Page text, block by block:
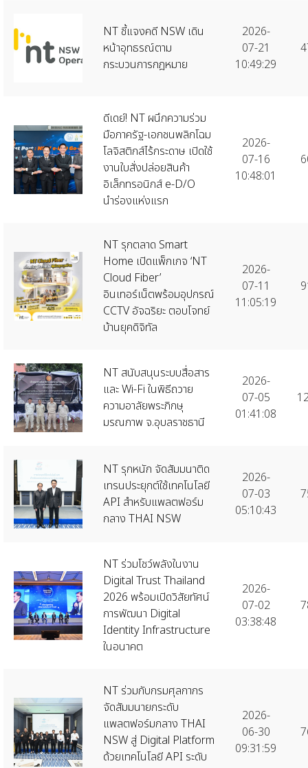
NT ชี้แจงคดี NSW เดิน
หน้าอุทธรณ์ตาม
กระบวนการกฎหมาย
2026-
07-21
10:49:29
ดีเดย์! NT ผนึกความร่วม
มือภาครัฐ-เอกชนพลิกโฉม
โลจิสติกส์ไร้กระดาษ เปิดใช้
งานใบสั่งปล่อยสินค้า
อิเล็กทรอนิกส์ e-D/O
นำร่องแห่งแรก
2026-
07-16
10:48:01
NT รุกตลาด Smart
Home เปิดแพ็กเกจ ‘NT
Cloud Fiber’
อินเทอร์เน็ตพร้อมอุปกรณ์
CCTV อัจฉริยะ ตอบโจทย์
บ้านยุคดิจิทัล
2026-
07-11
11:05:19
NT สนับสนุนระบบสื่อสาร
และ Wi-Fi ในพิธีถวาย
ความอาลัยพระภิกษุ
มรณภาพ จ.อุบลราชธานี
2026-
07-05
01:41:08
NT รุกหนัก จัดสัมมนาติด
เทรนประยุกต์ใช้เทคโนโลยี
API สำหรับแพลตฟอร์ม
กลาง THAI NSW
2026-
07-03
05:10:43
NT ร่วมโชว์พลังในงาน
Digital Trust Thailand
2026 พร้อมเปิดวิสัยทัศน์
การพัฒนา Digital
Identity Infrastructure
ในอนาคต
2026-
07-02
03:38:48
NT ร่วมกับกรมศุลกากร
จัดสัมมนายกระดับ
แพลตฟอร์มกลาง THAI
NSW สู่ Digital Platform
ด้วยเทคโนโลยี API ระดับ
2026-
06-30
09:31:59